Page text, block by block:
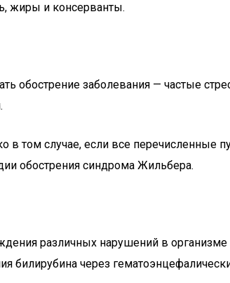
жиры и консерванты.
обострение заболевания — частые
том случае, если все перечисленные
обострения синдрома Жильбера.
различных нарушений в
билирубина через